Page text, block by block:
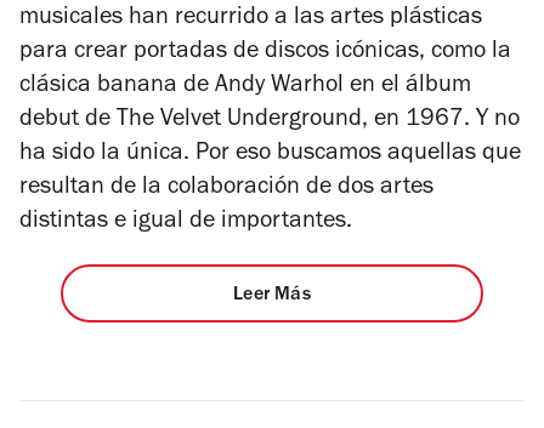
musicales han recurrido a las artes plásticas
para crear portadas de discos icónicas, como la
clásica banana de Andy Warhol en el álbum
debut de The Velvet Underground, en 1967. Y no
ha sido la única. Por eso buscamos aquellas que
resultan de la colaboración de dos artes
distintas e igual de importantes.
Leer Más